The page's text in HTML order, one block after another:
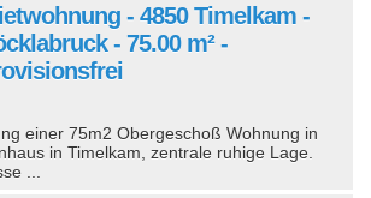
- 4850 Timelkam -
- 75.00 m² -
einer 75m2 Obergeschoß Wohnung in
in Timelkam, zentrale ruhige Lage.
...